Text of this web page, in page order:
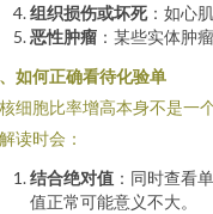
组织损伤或坏死：如心
恶性肿瘤 ：某些实体肿
如何正确看待化验单
细胞比率增高本身不是一
读时会：
结合绝对值 ：同时查看
值正常可能意义不大。